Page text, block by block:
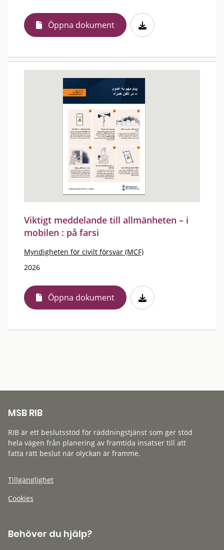
Öppna dokument
Viktigt meddelande till allmänheten – i
mobilen : på farsi
Myndigheten för civilt försvar (MCF)
2026
Öppna dokument
MSB RIB
RIB är ett beslutsstöd för räddningstjänst som ger stöd
hela vägen från planering av framtida insatser till att
fatta rätt beslut när olyckan är framme.
Tillgänglighet
Cookies
Behöver du hjälp?